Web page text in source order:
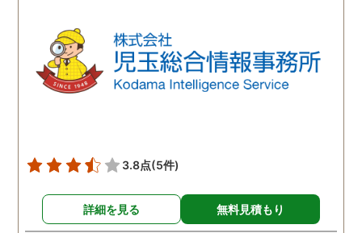
3.8点(5件)
詳細を見る 無料見積もり